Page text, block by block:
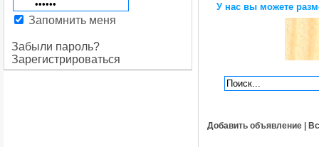
Запомнить меня
Забыли пароль?
Зарегистрироваться
У нас вы можете
Добавить объявление |